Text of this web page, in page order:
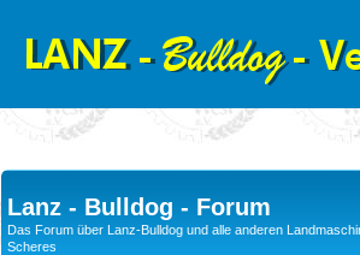
Lanz - Bulldog - Forum
Das Forum über Lanz-Bulldog und alle anderen
Scheres